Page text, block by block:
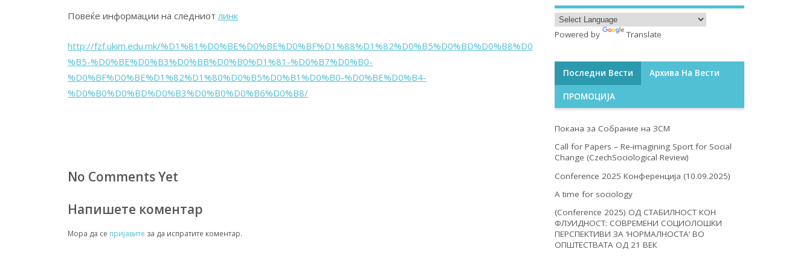
Повеќе информации на следниот линк
http://fzf.ukim.edu.mk/%D1%81%D0%BE%D0%BE%D0%BF%D1%88%D1%82%D0%B5%D0%BD%D0%B8%D0
%B5-%D0%BE%D0%B3%D0%BB%D0%B0%D1%81-%D0%B7%D0%B0-
%D0%BF%D0%BE%D1%82%D1%80%D0%B5%D0%B1%D0%B0-%D0%BE%D0%B4-
%D0%B0%D0%BD%D0%B3%D0%B0%D0%B6%D0%B8/
No Comments Yet
Напишете коментар
Мора да се пријавите за да испратите коментар.
Powered by Translate
Последни Вести Архива На Вести
ПРОМОЦИЈА
Покана за Собрание на ЗСМ
Call for Papers – Re-imagining Sport for Social
Change (CzechSociological Review)
Conference 2025 Конференција (10.09.2025)
A time for sociology
(Conference 2025) ОД СТАБИЛНОСТ КОН
ФЛУИДНОСТ: СОВРЕМЕНИ СОЦИОЛОШКИ
ПЕРСПЕКТИВИ ЗА ‘НОРМАЛНОСТА’ ВО
ОПШТЕСТВАТА ОД 21 ВЕК